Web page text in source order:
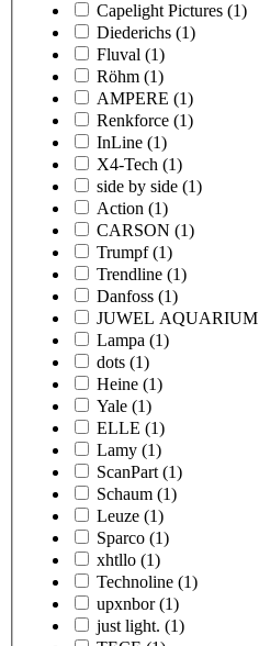
Capelight Pictures (1)
Diederichs (1)
Fluval (1)
Röhm (1)
AMPERE (1)
Renkforce (1)
InLine (1)
X4-Tech (1)
side by side (1)
Action (1)
CARSON (1)
Trumpf (1)
Trendline (1)
Danfoss (1)
JUWEL AQUARIUM
Lampa (1)
dots (1)
Heine (1)
Yale (1)
ELLE (1)
Lamy (1)
ScanPart (1)
Schaum (1)
Leuze (1)
Sparco (1)
xhtllo (1)
Technoline (1)
upxnbor (1)
just light. (1)